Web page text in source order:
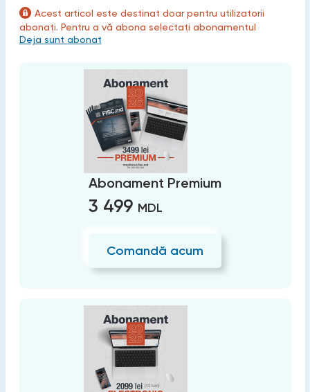
Acest articol este destinat doar pentru utilizatorii
abonați. Pentru a vă abona selectați abonamentul
Deja sunt abonat
Abonament Premium
3 499 MDL
Comandă acum